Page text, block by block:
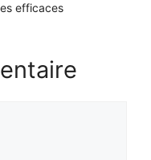
efficaces